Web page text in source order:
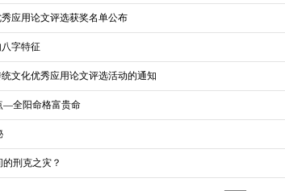
应用论文评选获奖名单公布
字特征
文化优秀应用论文评选活动的通知
—全阳命格富贵命
刑克之灾？